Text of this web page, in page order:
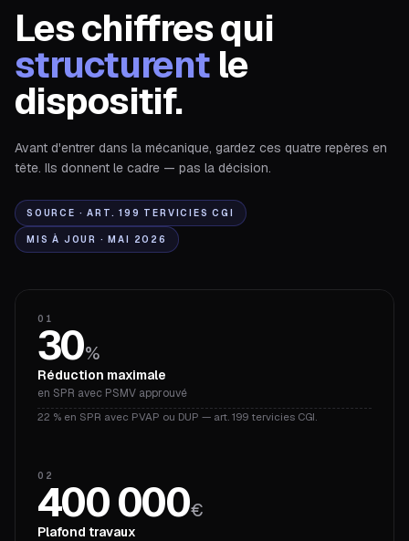
Les chiffres qui
structurent le
dispositif.
Avant d'entrer dans la mécanique, gardez ces quatre repères en
tête. Ils donnent le cadre — pas la décision.
SOURCE · ART. 199 TERVICIES CGI
MIS À JOUR · MAI 2026
01
30%
Réduction maximale
en SPR avec PSMV approuvé
22 % en SPR avec PVAP ou DUP — art. 199 tervicies CGI.
02
400 000€
Plafond travaux